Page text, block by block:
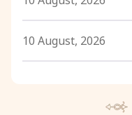
10 August, 2026